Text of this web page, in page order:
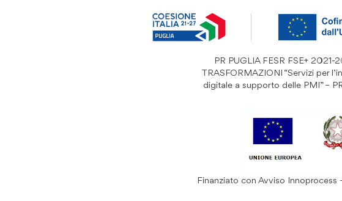
PR PUGLIA FESR FSE+ 2021-
TRASFORMAZIONI “Servizi per
digitale a supporto delle PMI” –
Finanziato con Avviso